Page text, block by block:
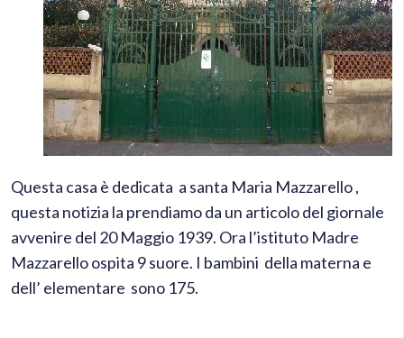
Questa casa è dedicata a santa Maria Mazzarello ,
questa notizia la prendiamo da un articolo del giornale
avvenire del 20 Maggio 1939. Ora l’istituto Madre
Mazzarello ospita 9 suore. I bambini della materna e
dell’ elementare sono 175.